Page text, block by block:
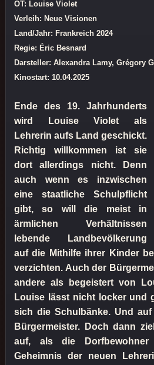
OT: Louise Violet
Verleih: Neue Visionen
Land/Jahr: Frankreich 2024
Regie: Éric Besnard
Darsteller: Alexandra Lamy, Grégory
Kinostart: 10.04.2025
Ende des 19. Jahrhunderts
wird Louise Violet als
Lehrerin aufs Land geschickt.
Richtig willkommen ist sie
dort allerdings nicht. Denn
auch wenn es inzwischen
eine staatliche Schulpflicht
gibt, so will die meist in
ärmlichen Verhältnissen
lebende Landbevölkerung
auf die Mithilfe ihrer Kinder
verzichten. Auch der
andere als begeistert von
Louise lässt nicht locker und
sich die Schulbänke. Und
Bürgermeister. Doch dann
auf, als die
Geheimnis der neuen